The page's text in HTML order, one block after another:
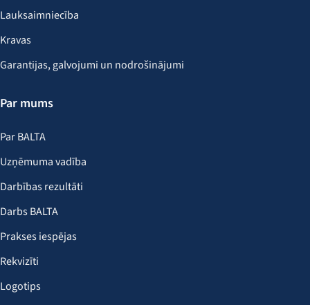
Lauksaimniecība
Kravas
Garantijas, galvojumi un nodrošinājumi
Par mums
Par BALTA
Uzņēmuma vadība
Darbības rezultāti
Darbs BALTA
Prakses iespējas
Rekvizīti
Logotips